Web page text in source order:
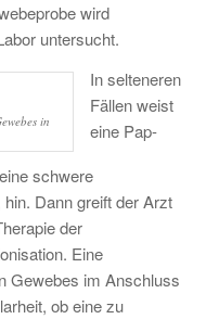
wird
untersucht.
in
In selteneren
Fällen weist
eine Pap-
schwere
hin. Dann greift der Arzt
der
Eine
Gewebes im Anschluss
ob eine zu